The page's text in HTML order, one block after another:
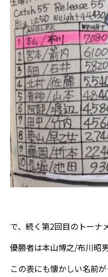
で、続く第2回目のトーナ
優勝者は本山博之/布川昭
この表にも懐かしい名前が･